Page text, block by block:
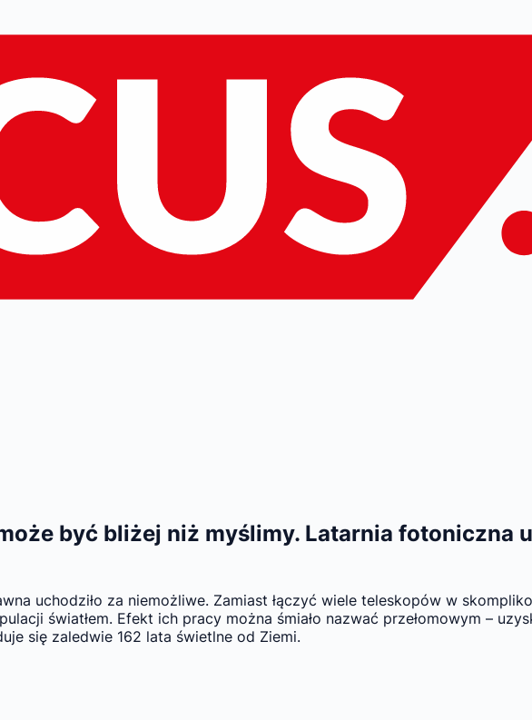
być bliżej niż myślimy. Latarnia fotoniczna
uchodziło za niemożliwe. Zamiast łączyć wiele teleskopów w
światłem. Efekt ich pracy można śmiało nazwać przełomowym –
się zaledwie 162 lata świetlne od Ziemi.